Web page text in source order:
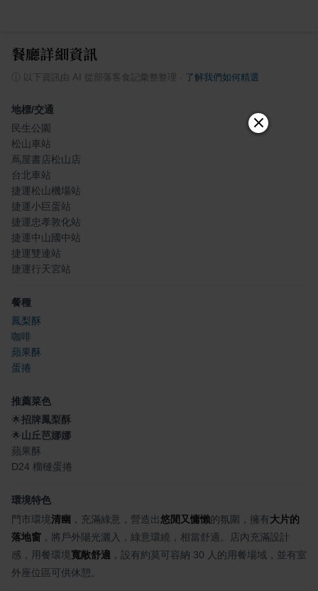
餐廳詳細資訊
ⓘ 以下資訊由 AI 從部落客食記彙整整理 了解我們如何精選
地標/交通
民生公園
松山車站
蔦屋書店松山店
台北車站
捷運松山機場站
捷運小巨蛋站
捷運忠孝敦化站
捷運中山國中站
捷運雙連站
捷運行天宮站
餐種
鳳梨酥
咖啡
蘋果酥
蛋捲
推薦菜色
🌟招牌鳳梨酥
🌟山丘芭娜娜
蘋果酥
D24 榴槤蛋捲
環境特色
門市環境清幽 ，充滿綠意，營造出悠閒又慵懶的氛圍，擁有 大片的
落地窗 ，將戶外陽光灑入，綠意環繞，相當舒適。店內充滿設計
感，用餐環境寬敞舒適 ，設有約莫可容納 30 人的用餐場域，並有室
外座位區可供休憩。